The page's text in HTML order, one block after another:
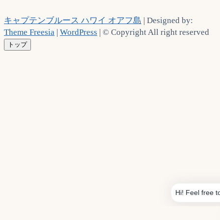
キャプテンブルース ハワイ オアフ島 | Designed by:
Theme Freesia WordPress | © Copyright All right reserved
トップ